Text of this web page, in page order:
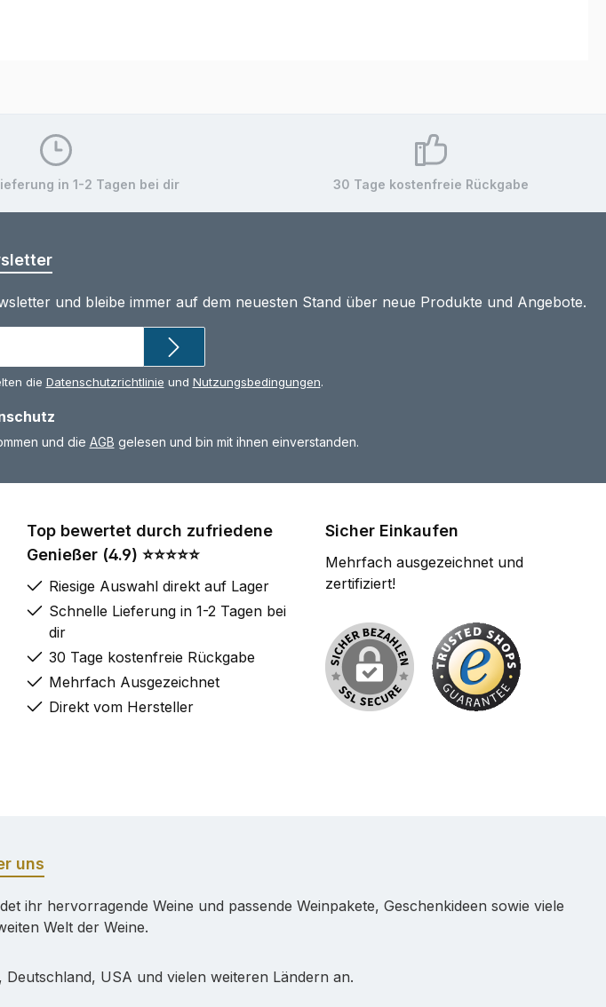
in 1-2 Tagen bei dir 30 Tage kostenfreie Rückgabe
und bleibe immer auf dem neuesten Stand über neue Produkte und Angebote.
die Datenschutzrichtlinie und Nutzungsbedingungen.
und die AGB gelesen und bin mit ihnen einverstanden.
Top bewertet durch zufriedene
Genießer (4.9) ⭐⭐⭐⭐⭐
Riesige Auswahl direkt auf Lager
Schnelle Lieferung in 1-2 Tagen bei
dir
30 Tage kostenfreie Rückgabe
Mehrfach Ausgezeichnet
Direkt vom Hersteller
Sicher Einkaufen
Mehrfach ausgezeichnet und
zertifiziert!
uns
ihr hervorragende Weine und passende Weinpakete, Geschenkideen sowie viele
Welt der Weine.
USA und vielen weiteren Ländern an.